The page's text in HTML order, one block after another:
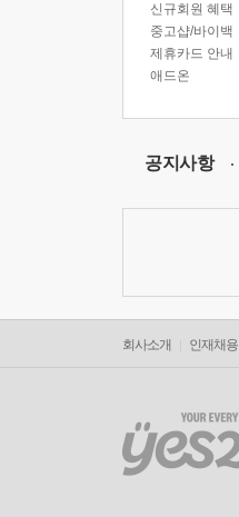
신규회원 혜택
중고샵/바이백
제휴카드 안내
애드온
공지사항
회사소개 인재채용